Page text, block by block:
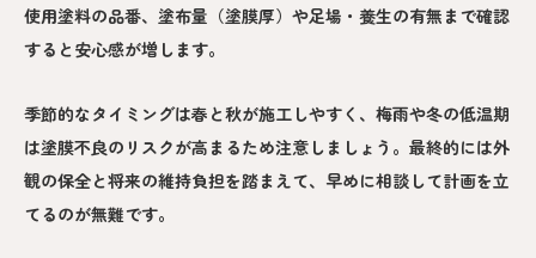
使用塗料の品番、塗布量（塗膜厚）や足場・養生の有無まで確認
すると安心感が増します。
季節的なタイミングは春と秋が施工しやすく、梅雨や冬の低温期
は塗膜不良のリスクが高まるため注意しましょう。最終的には外
観の保全と将来の維持負担を踏まえて、早めに相談して計画を立
てるのが無難です。